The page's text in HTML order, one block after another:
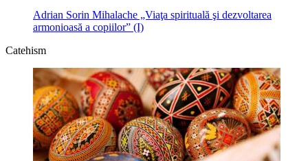
Adrian Sorin Mihalache „Viaţa spirituală şi dezvoltarea
armonioasă a copiilor” (I)
Catehism